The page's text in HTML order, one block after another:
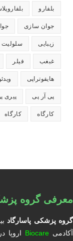
بلفارو
جوان سازی
زیبایی سلولیت
غبغب فیلر
هایفوتراپی
پی آر پی پیری
کارگاه کارگاه
معرفی گروه
گروه پزشکی پاسارگاد
آکادمی Biocare اروپا